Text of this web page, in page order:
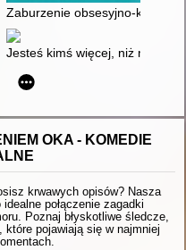
Jak radzić sobie z życiem
Zaburzenie obsesyjno-
kompromisach i
Jesteś kimś więcej, niż myślisz
przewodnik każdej
OKA - KOMEDIE
krwawych opisów? Nasza
połączenie zagadki
Poznaj błyskotliwe śledcze,
pojawiają się w najmniej